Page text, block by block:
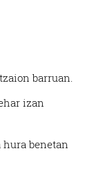
barruan.
izan
benetan